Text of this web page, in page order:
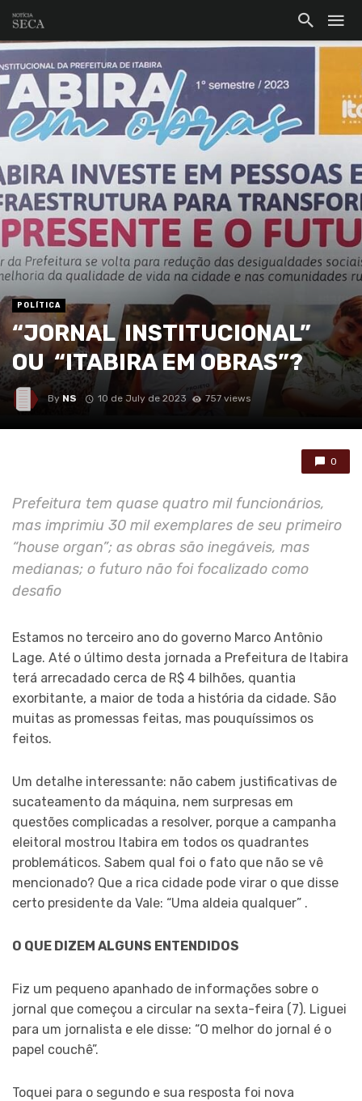
POLÍTICA
“JORNAL INSTITUCIONAL”
OU “ITABIRA EM OBRAS”?
By NS 10 de July de 2023 757 views
0
Prefeitura tem quase quatro mil funcionários,
mas imprimiu 30 mil exemplares de seu primeiro
“house organ”; as obras são inegáveis, mas
medianas; o futuro não foi focalizado como
desafio
Estamos no terceiro ano do governo Marco Antônio
Lage. Até o último desta jornada a Prefeitura de Itabira
terá arrecadado cerca de R$ 4 bilhões, quantia
exorbitante, a maior de toda a história da cidade. São
muitas as promessas feitas, mas pouquíssimos os
feitos.
Um detalhe interessante: não cabem justificativas de
sucateamento da máquina, nem surpresas em
questões complicadas a resolver, porque a campanha
eleitoral mostrou Itabira em todos os quadrantes
problemáticos. Sabem qual foi o fato que não se vê
mencionado? Que a rica cidade pode virar o que disse
certo presidente da Vale: “Uma aldeia qualquer” .
O QUE DIZEM ALGUNS ENTENDIDOS
Fiz um pequeno apanhado de informações sobre o
jornal que começou a circular na sexta-feira (7). Liguei
para um jornalista e ele disse: “O melhor do jornal é o
papel couchê”.
Toquei para o segundo e sua resposta foi nova